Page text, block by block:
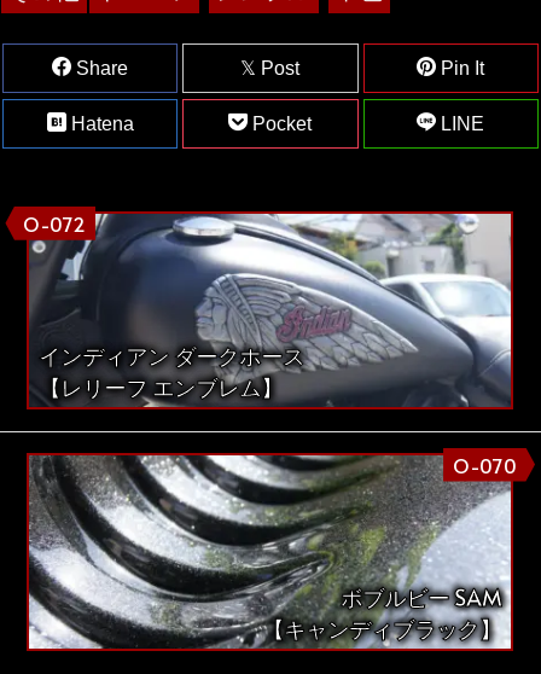
Share Post Pin It
Hatena Pocket LINE
O-072
インディアン ダークホース
【レリーフ エンブレム】
O-070
ボブルビー SAM
【キャンディブラック】